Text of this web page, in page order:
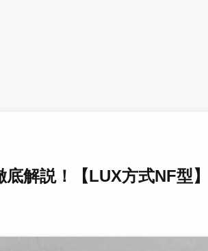
解説！【LUX方式NF型